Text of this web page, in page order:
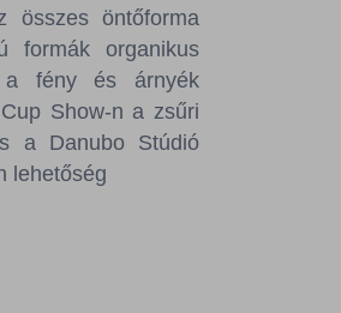
összes öntőforma
formák organikus
a fény és árnyék
Show-n a zsűri
a Danubo Stúdió
lehetőség